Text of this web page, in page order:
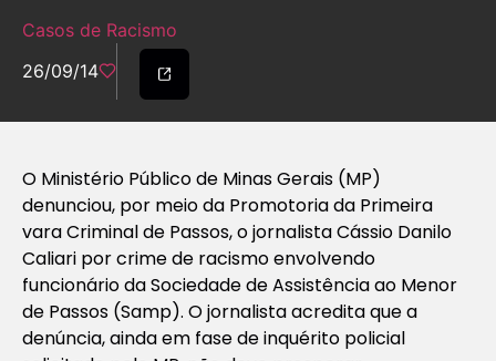
Casos de Racismo
26/09/14
O Ministério Público de Minas Gerais (MP)
denunciou, por meio da Promotoria da Primeira
vara Criminal de Passos, o jornalista Cássio Danilo
Caliari por crime de racismo envolvendo
funcionário da Sociedade de Assistência ao Menor
de Passos (Samp). O jornalista acredita que a
denúncia, ainda em fase de inquérito policial